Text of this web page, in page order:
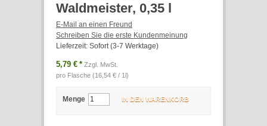
Waldmeister, 0,35 l
E-Mail an einen Freund
Schreiben Sie die erste Kundenmeinung
Lieferzeit: Sofort (3-7 Werktage)
5,79 € * Zzgl. MwSt.
pro Flasche (16,54 € / 1l)
Menge IN DEN WARENKORB